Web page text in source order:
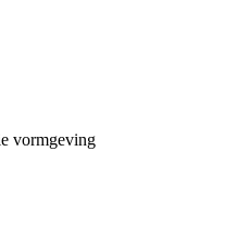
vormgeving